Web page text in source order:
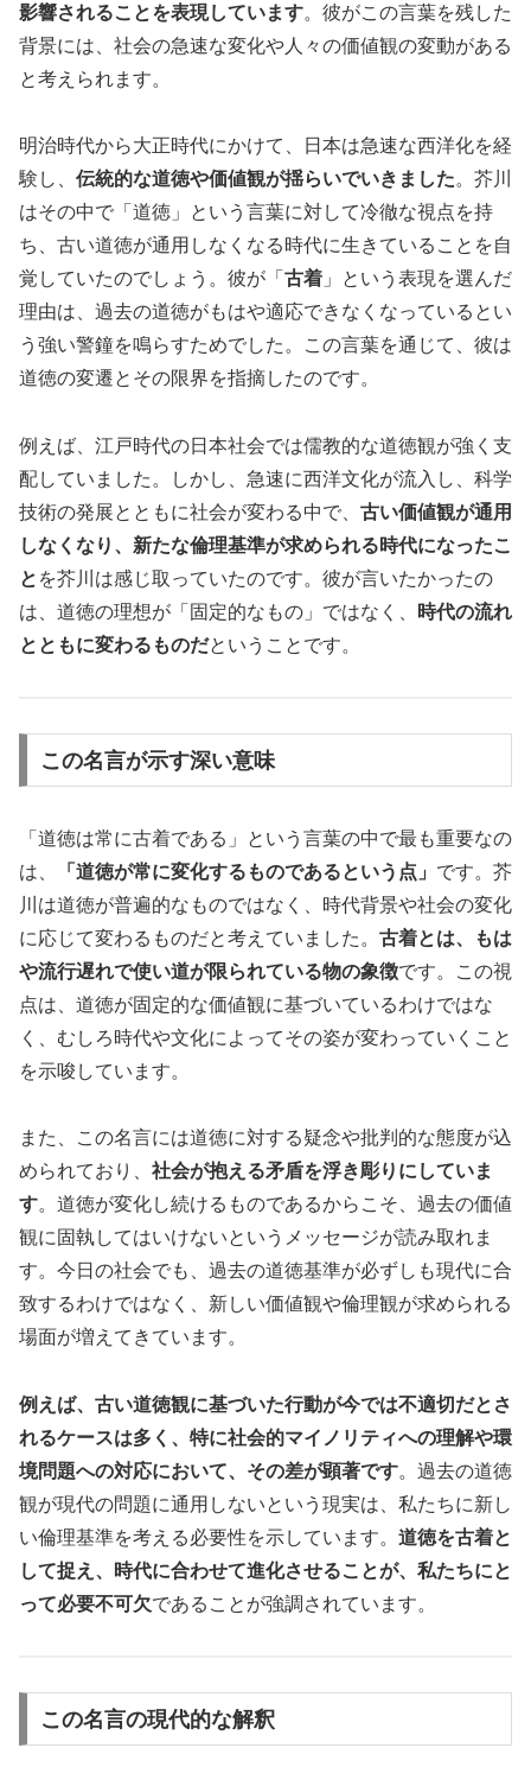
影響されることを表現しています。彼がこの言葉を残した
背景には、社会の急速な変化や人々の価値観の変動がある
と考えられます。
明治時代から大正時代にかけて、日本は急速な西洋化を経
験し、 伝統的な道徳や価値観が揺らいでいきました。芥川
はその中で「道徳」という言葉に対して冷徹な視点を持
ち、古い道徳が通用しなくなる時代に生きていることを自
覚していたのでしょう。彼が「 古着 」という表現を選んだ
理由は、過去の道徳がもはや適応できなくなっているとい
う強い警鐘を鳴らすためでした。この言葉を通じて、彼は
道徳の変遷とその限界を指摘したのです。
例えば、江戸時代の日本社会では儒教的な道徳観が強く支
配していました。しかし、急速に西洋文化が流入し、科学
技術の発展とともに社会が変わる中で、 古い価値観が通用
しなくなり、新たな倫理基準が求められる時代になったこ
と を芥川は感じ取っていたのです。彼が言いたかったの
は、道徳の理想が「固定的なもの」ではなく、
時代の流れ
とともに変わるものだということです。
この名言が示す深い意味
「道徳は常に古着である」という言葉の中で最も重要なの
は、
「道徳が常に変化するものであるという点」 です。芥
川は道徳が普遍的なものではなく、時代背景や社会の変化
に応じて変わるものだと考えていました。 古着とは、もは
や流行遅れで使い道が限られている物の象徴です。この視
点は、道徳が固定的な価値観に基づいているわけではな
く、むしろ時代や文化によってその姿が変わっていくこと
を示唆しています。
また、この名言には道徳に対する疑念や批判的な態度が込
められており、 社会が抱える矛盾を浮き彫りにしていま
す。道徳が変化し続けるものであるからこそ、過去の価値
観に固執してはいけないというメッセージが読み取れま
す。今日の社会でも、過去の道徳基準が必ずしも現代に合
致するわけではなく、新しい価値観や倫理観が求められる
場面が増えてきています。
例えば、古い道徳観に基づいた行動が今では不適切だとさ
れるケースは多く、特に社会的マイノリティへの理解や環
境問題への対応において、その差が顕著です。過去の道徳
観が現代の問題に通用しないという現実は、私たちに新し
い倫理基準を考える必要性を示しています。 道徳を古着と
して捉え、時代に合わせて進化させることが、私たちにと
って必要不可欠であることが強調されています。
この名言の現代的な解釈